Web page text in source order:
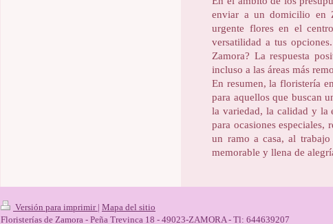
enviar a un domicilio en
urgente flores en el
versatilidad a tus
Zamora? La respuesta
incluso a las áreas más
En resumen, la floristería
para aquellos que buscan
la variedad, la calidad y la
para ocasiones especiales,
un ramo a casa, al
memorable y llena de
Versión para imprimir | Mapa del sitio
Floristerías de Zamora - Peña Trevinca 18 - 49023-ZAMORA - Tl: 644639207